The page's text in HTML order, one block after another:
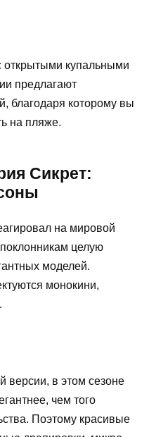
открытыми купальными
предлагают
благодаря которому вы
на пляже.
Сикрет:
на мировой
целую
моделей.
монокини,
версии, в этом сезоне
чем того
Поэтому красивые